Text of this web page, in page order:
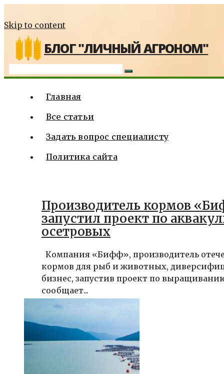
Skip to content
БЛОГ "ЛИЧНЫЙ АГРОНОМ"
Главная
Все статьи
Задать вопрос специалисту
Политика сайта
Производитель кормов
запустил проект по
осетровых
Компания «Бифф», производитель
кормов для рыб и животных,
бизнес, запустив проект по
сообщает...